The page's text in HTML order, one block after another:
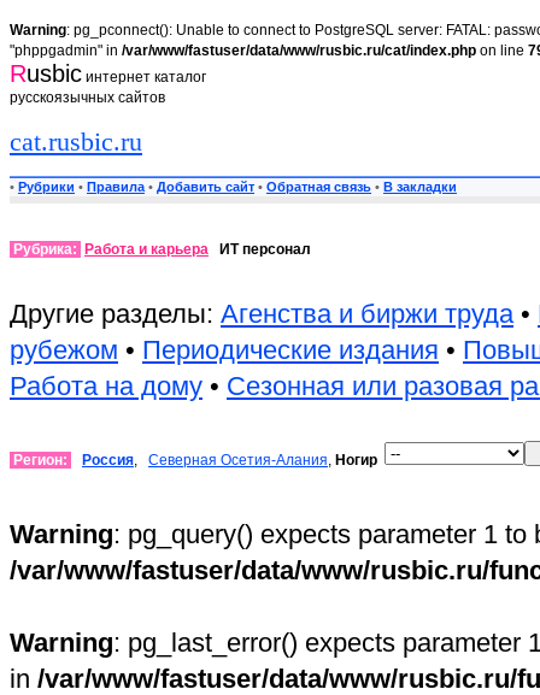
Warning: pg_pconnect(): Unable to connect to PostgreSQL server: FATAL:
"phppgadmin" in /var/www/fastuser/data/www/rusbic.ru/cat/index.php on line
Rusbic интернет каталог
русскоязычных сайтов
cat.rusbic.ru
• Рубрики • Правила • Добавить сайт • Обратная связь • В закладки
Рубрика: Работа и карьера ИТ персонал
Другие разделы: Агенства и биржи труда•
рубежом • Периодические издания •
Работа на дому • Сезонная или разовая
Регион: Россия, Северная Осетия-Алания, Ногир
Warning: pg_query() expects parameter 1
/var/www/fastuser/data/www/rusbic.ru/
Warning: pg_last_error() expects parameter
in /var/www/fastuser/data/www/rusbic.ru/